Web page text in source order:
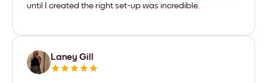
until I created the right set-up was incredible.
Laney Gill